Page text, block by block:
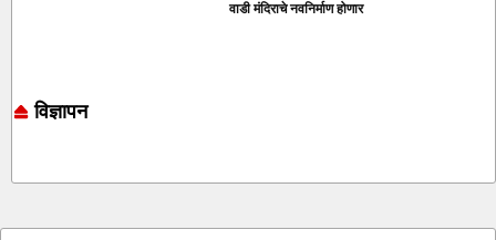
वाडी मंदिराचे नवनिर्माण होणार
विज्ञापन